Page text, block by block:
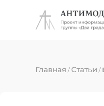
Главная /Статьи /